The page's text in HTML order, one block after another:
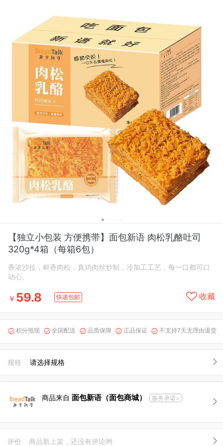
【独立小包装 方便携带】面包新语 肉松乳酪吐司
320g*4箱（每箱6包）
香浓沙拉，鲜香肉松，真鸡肉丝炒制，冷加工工艺，每一口都可口
动心。
￥ 59.8 快递包邮 收藏
 积分抵现  全国配送  品质保障  正品保证  不支持7天无理由退货
规格 请选择规格
商品来自 面包新语（面包商城） 服务承诺>
评价 商品新上架，还没有评论哟